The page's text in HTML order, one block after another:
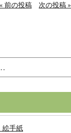
« 前の投稿 次の投稿 »
手紙